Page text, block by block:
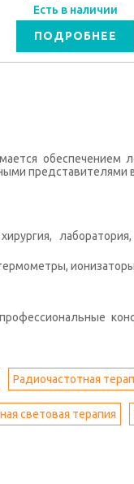
Есть в наличии
ПОДРОБНЕЕ
обеспечением
представителями
лаборатория,
Радиочастотная
световая терапия